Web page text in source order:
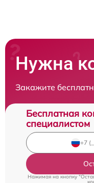
Нужна
Закажите
Бесплатная
специалистом
Нажимая на кнопку